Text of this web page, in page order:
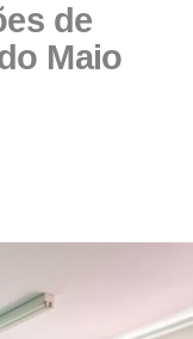
de
Maio